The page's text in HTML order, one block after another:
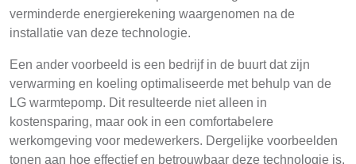
verminderde energierekening waargenomen na de
installatie van deze technologie.
Een ander voorbeeld is een bedrijf in de buurt dat zijn
verwarming en koeling optimaliseerde met behulp van de
LG warmtepomp. Dit resulteerde niet alleen in
kostensparing, maar ook in een comfortabelere
werkomgeving voor medewerkers. Dergelijke voorbeelden
tonen aan hoe effectief en betrouwbaar deze technologie is.